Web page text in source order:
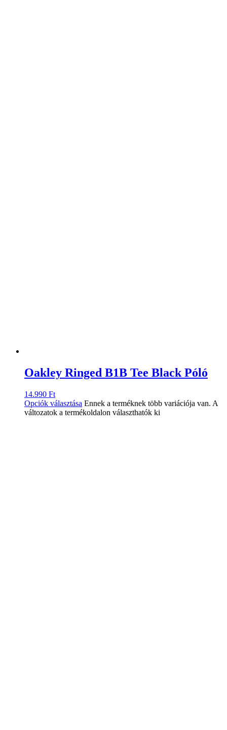
Oakley Ringed B1B Tee Black Póló
14.990 Ft
Opciók választása Ennek a terméknek több variációja van. A
változatok a termékoldalon választhatók ki